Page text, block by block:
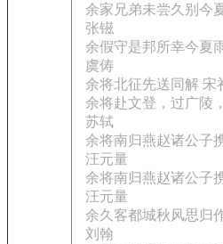
余家兄弟未尝久别今
张镃
余假守是邦所幸今夏
虞俦
余将北征先送同解 宋
余将赴文登，过广陵
苏轼
余将南归燕赵诸公子
汪元量
余将南归燕赵诸公子
汪元量
余久客都城秋风思归
刘翰